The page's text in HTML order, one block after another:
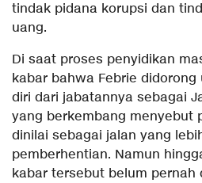
tindak pidana korupsi dan
uang.
Di saat proses penyidikan
kabar bahwa Febrie
diri dari jabatannya sebagai
yang berkembang menyebut
dinilai sebagai jalan yang
pemberhentian. Namun
kabar tersebut belum pernah